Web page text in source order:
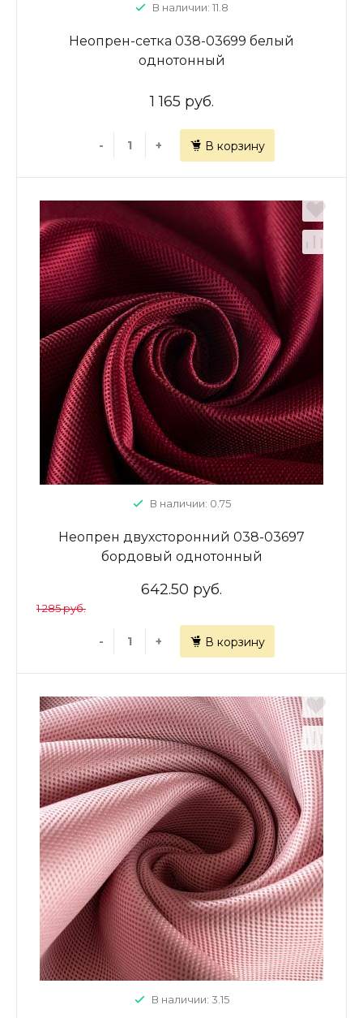
В наличии: 11.8
Неопрен-сетка 038-03699 белый
однотонный
1 165 руб.
- + В корзину
В наличии: 0.75
Неопрен двухсторонний 038-03697
бордовый однотонный
642.50 руб.
1 285 руб.
- + В корзину
В наличии: 3.15